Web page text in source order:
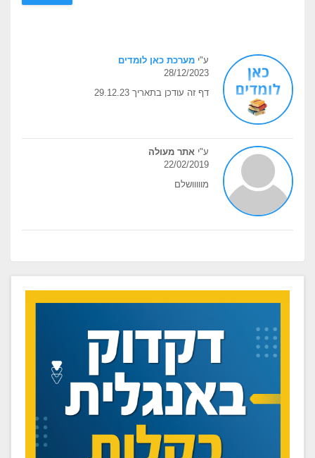
ע"י מערכת כאן לומדים
28/12/2023
דף זה עודכן בתאריך 29.12.23
ע"י אתר מעולה
22/02/2019
מווווושלם